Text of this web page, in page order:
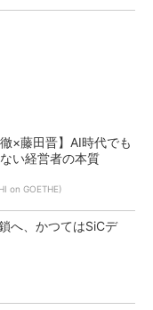
徹×藤田晋】AI時代でも
い経営者の本質
on GOETHE)
へ、かつてはSiCデ